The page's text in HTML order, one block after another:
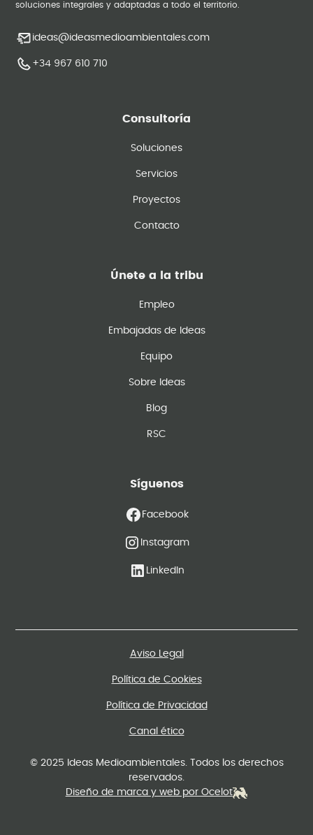
soluciones integrales y adaptadas a todo el territorio.
ideas@ideasmedioambientales.com
+34 967 610 710
Consultoría
Soluciones
Servicios
Proyectos
Contacto
Únete a la tribu
Empleo
Embajadas de Ideas
Equipo
Sobre Ideas
Blog
RSC
Síguenos
Facebook
Instagram
LinkedIn
© 2025 Ideas Medioambientales. Todos los derechos
reservados.
Diseño de marca y web por Ocelot
Aviso Legal
Política de Cookies
Política de Privacidad
Canal ético